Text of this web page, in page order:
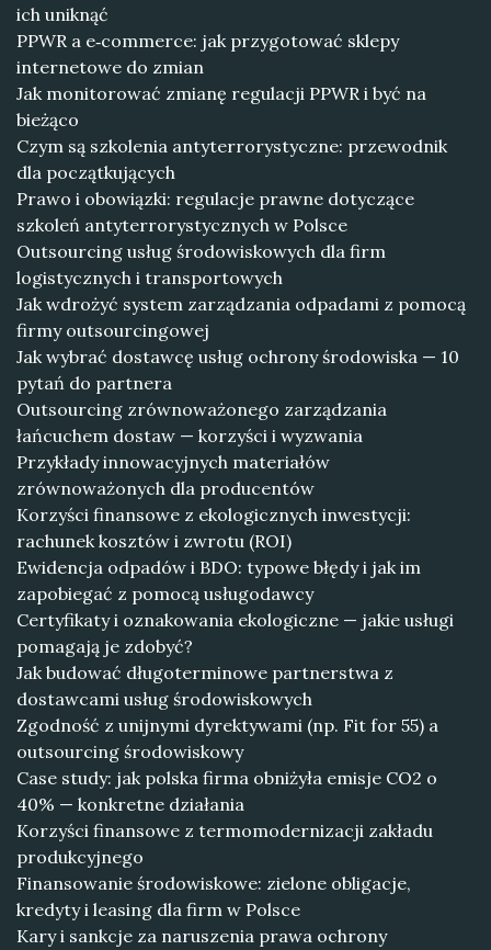
ich uniknąć
PPWR a e‑commerce: jak przygotować sklepy
internetowe do zmian
Jak monitorować zmianę regulacji PPWR i być na
bieżąco
Czym są szkolenia antyterrorystyczne: przewodnik
dla początkujących
Prawo i obowiązki: regulacje prawne dotyczące
szkoleń antyterrorystycznych w Polsce
Outsourcing usług środowiskowych dla firm
logistycznych i transportowych
Jak wdrożyć system zarządzania odpadami z pomocą
firmy outsourcingowej
Jak wybrać dostawcę usług ochrony środowiska — 10
pytań do partnera
Outsourcing zrównoważonego zarządzania
łańcuchem dostaw — korzyści i wyzwania
Przykłady innowacyjnych materiałów
zrównoważonych dla producentów
Korzyści finansowe z ekologicznych inwestycji:
rachunek kosztów i zwrotu (ROI)
Ewidencja odpadów i BDO: typowe błędy i jak im
zapobiegać z pomocą usługodawcy
Certyfikaty i oznakowania ekologiczne — jakie usługi
pomagają je zdobyć?
Jak budować długoterminowe partnerstwa z
dostawcami usług środowiskowych
Zgodność z unijnymi dyrektywami (np. Fit for 55) a
outsourcing środowiskowy
Case study: jak polska firma obniżyła emisje CO2 o
40% — konkretne działania
Korzyści finansowe z termomodernizacji zakładu
produkcyjnego
Finansowanie środowiskowe: zielone obligacje,
kredyty i leasing dla firm w Polsce
Kary i sankcje za naruszenia prawa ochrony